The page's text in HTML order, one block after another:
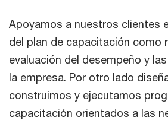
Apoyamos a nuestros clientes
del plan de capacitación como
evaluación del desempeño y
la empresa. Por otro lado
construimos y ejecutamos
capacitación orientados a las